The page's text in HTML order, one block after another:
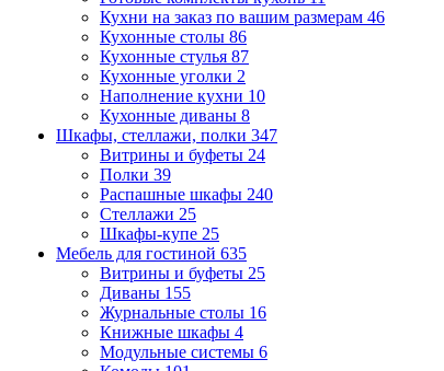
Кухни на заказ по вашим размерам 46
Кухонные столы 86
Кухонные стулья 87
Кухонные уголки 2
Наполнение кухни 10
Кухонные диваны 8
Шкафы, стеллажи, полки 347
Витрины и буфеты 24
Полки 39
Распашные шкафы 240
Стеллажи 25
Шкафы-купе 25
Мебель для гостиной 635
Витрины и буфеты 25
Диваны 155
Журнальные столы 16
Книжные шкафы 4
Модульные системы 6